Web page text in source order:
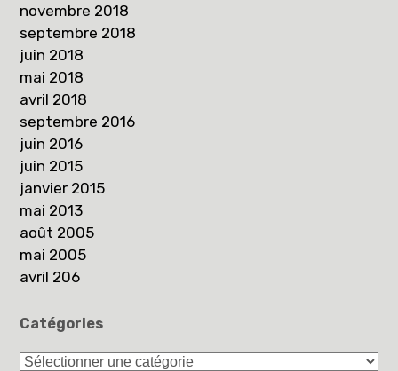
novembre 2018
septembre 2018
juin 2018
mai 2018
avril 2018
septembre 2016
juin 2016
juin 2015
janvier 2015
mai 2013
août 2005
mai 2005
avril 206
Catégories